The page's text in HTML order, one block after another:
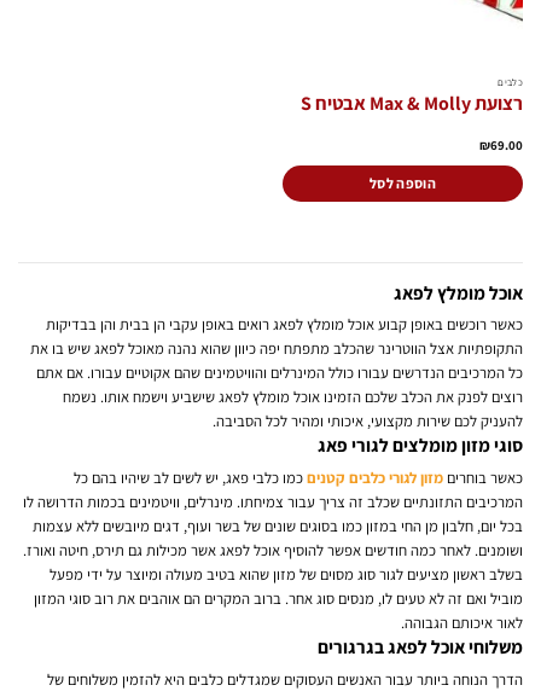
כלבים
רצועת Max & Molly אבטיח S
₪69.00
הוספה לסל
אוכל מומלץ לפאג
כאשר רוכשים באופן קבוע אוכל מומלץ לפאג רואים באופן עקבי הן בבית והן בבדיקות
התקופתיות אצל הווטרינר שהכלב מתפתח יפה כיוון שהוא נהנה מאוכל לפאג שיש בו את
כל המרכיבים הנדרשים עבורו כולל המינרלים והוויטמינים שהם אקוטיים עבורו. אם אתם
רוצים לפנק את הכלב שלכם הזמינו אוכל מומלץ לפאג שישביע וישמח אותו. נשמח
להעניק לכם שירות מקצועי, איכותי ומהיר לכל הסביבה.
סוגי מזון מומלצים לגורי פאג
כאשר בוחרים מזון לגורי כלבים קטניםכמו כלבי פאג, יש לשים לב שיהיו בהם כל
המרכיבים התזונתיים שכלב זה צריך עבור צמיחתו. מינרלים, וויטמינים בכמות הדרושה לו
בכל יום, חלבון מן החי במזון כמו בסוגים שונים של בשר ועוף, דגים מיובשים ללא עצמות
ושומנים. לאחר כמה חודשים אפשר להוסיף אוכל לפאג אשר מכילות גם תירס, חיטה ואורז.
בשלב ראשון מציעים לגור סוג מסוים של מזון שהוא בטיב מעולה ומיוצר על ידי מפעל
מוביל ואם זה לא טעים לו, מנסים סוג אחר. ברוב המקרים הם אוהבים את רוב סוגי המזון
לאור איכותם הגבוהה.
משלוחי אוכל לפאג בגרגורים
הדרך הנוחה ביותר עבור האנשים העסוקים שמגדלים כלבים היא להזמין משלוחים של